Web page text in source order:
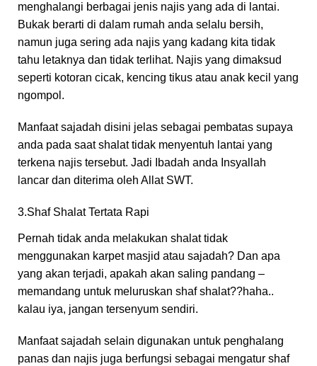
menghalangi berbagai jenis najis yang ada di lantai.
Bukak berarti di dalam rumah anda selalu bersih,
namun juga sering ada najis yang kadang kita tidak
tahu letaknya dan tidak terlihat. Najis yang dimaksud
seperti kotoran cicak, kencing tikus atau anak kecil yang
ngompol.
Manfaat sajadah disini jelas sebagai pembatas supaya
anda pada saat shalat tidak menyentuh lantai yang
terkena najis tersebut. Jadi Ibadah anda Insyallah
lancar dan diterima oleh Allat SWT.
3.Shaf Shalat Tertata Rapi
Pernah tidak anda melakukan shalat tidak
menggunakan karpet masjid atau sajadah? Dan apa
yang akan terjadi, apakah akan saling pandang –
memandang untuk meluruskan shaf shalat??haha..
kalau iya, jangan tersenyum sendiri.
Manfaat sajadah selain digunakan untuk penghalang
panas dan najis juga berfungsi sebagai mengatur shaf